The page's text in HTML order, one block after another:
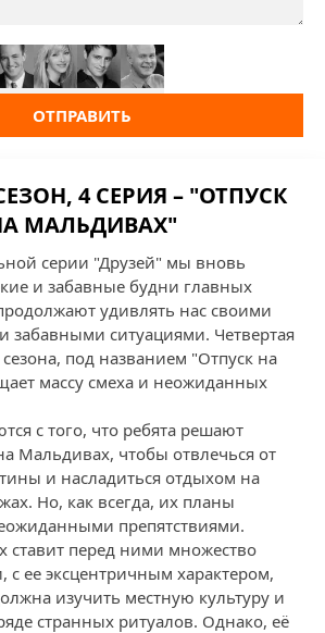
ОТПРАВИТЬ
4 СЕРИЯ – "ОТПУСК
МАЛЬДИВАХ"
серии "Друзей" мы вновь
и забавные будни главных
удивлять нас своими
ситуациями. Четвертая
сезона, под названием "Отпуск на
массу смеха и неожиданных
с того, что ребята решают
Мальдивах, чтобы отвлечься от
и насладиться отдыхом на
Но, как всегда, их планы
препятствиями.
ставит перед ними множество
ее эксцентричным характером,
изучить местную культуру и
странных ритуалов. Однако, её